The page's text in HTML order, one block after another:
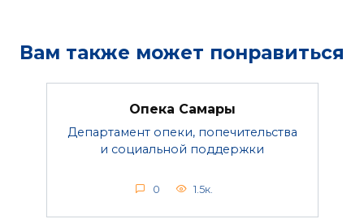
Вам также может понравиться
Опека Самары
Департамент опеки, попечительства
и социальной поддержки
0 1.5к.